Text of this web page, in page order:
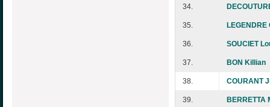
34.
35. LEGENDRE
36. SOUCIET
37. BON Killian
38. COURANT
39. BERRETTA